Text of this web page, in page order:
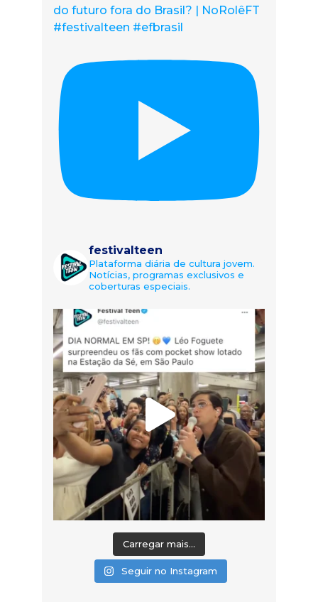
do futuro fora do Brasil? | NoRolêFT
#festivalteen #efbrasil
festivalteen
Plataforma diária de cultura jovem.
Notícias, programas exclusivos e
coberturas especiais.
Carregar mais...
Seguir no Instagram